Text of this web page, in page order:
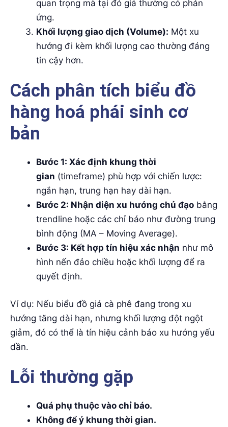
quan trọng mà tại đó giá thường có phản
ứng.
Khối lượng giao dịch (Volume): Một xu
hướng đi kèm khối lượng cao thường đáng
tin cậy hơn.
Cách phân tích biểu đồ
hàng hoá phái sinh cơ
bản
Bước 1: Xác định khung thời
gian (timeframe) phù hợp với chiến lược:
ngắn hạn, trung hạn hay dài hạn.
Bước 2: Nhận diện xu hướng chủ đạo bằng
trendline hoặc các chỉ báo như đường trung
bình động (MA – Moving Average).
Bước 3: Kết hợp tín hiệu xác nhận như mô
hình nến đảo chiều hoặc khối lượng để ra
quyết định.
Ví dụ: Nếu biểu đồ giá cà phê đang trong xu
hướng tăng dài hạn, nhưng khối lượng đột ngột
giảm, đó có thể là tín hiệu cảnh báo xu hướng yếu
dần.
Lỗi thường gặp
Quá phụ thuộc vào chỉ báo.
Không để ý khung thời gian.